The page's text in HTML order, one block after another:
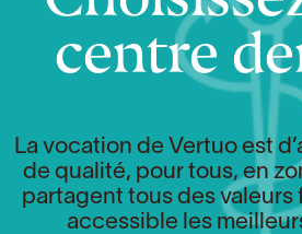
centre
La vocation de Vertuo est
de qualité, pour tous, en
partagent tous des valeurs
accessible les